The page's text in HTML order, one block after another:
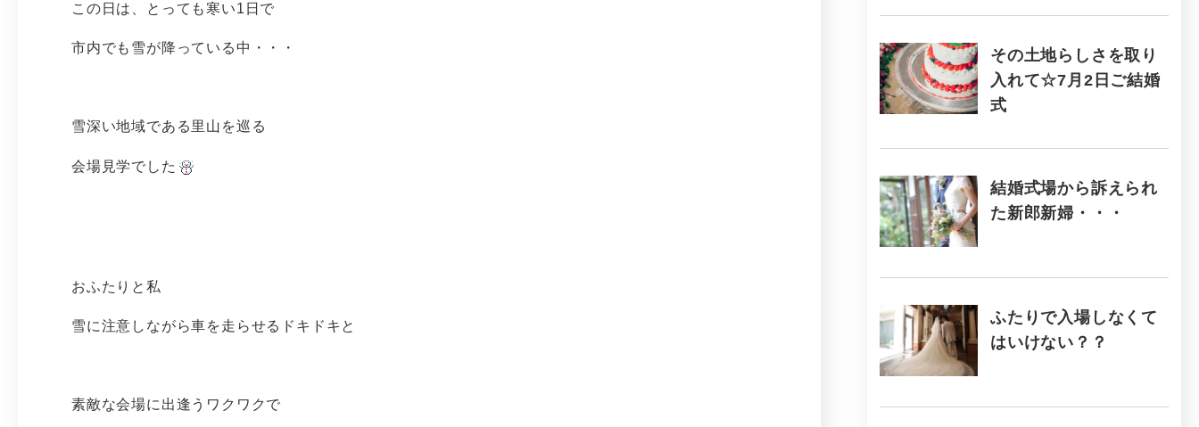
この日は、とっても寒い1日で
市内でも雪が降っている中・・・
雪深い地域である里山を巡る
会場見学でした
おふたりと私
雪に注意しながら車を走らせるドキドキと
素敵な会場に出逢うワクワクで
その土地らしさを取り
入れて☆7月2日ご結婚
式
結婚式場から訴えられ
た新郎新婦・・・
ふたりで入場しなくて
はいけない？？